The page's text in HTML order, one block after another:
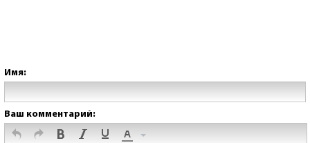
Имя:
Ваш комментарий: